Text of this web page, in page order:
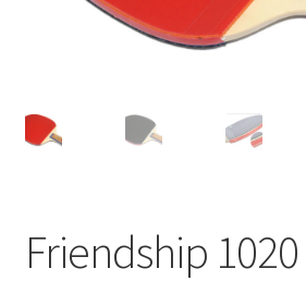
Friendship